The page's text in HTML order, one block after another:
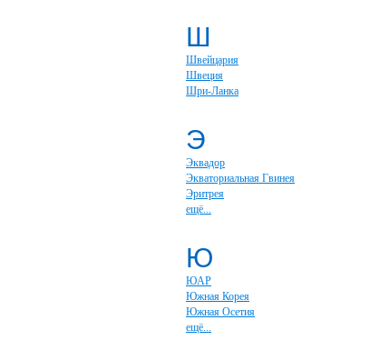
Ш
Швейцария
Швеция
Шри-Ланка
Э
Эквадор
Экваториальная Гвинея
Эритрея
ещё...
Ю
ЮАР
Южная Корея
Южная Осетия
ещё...